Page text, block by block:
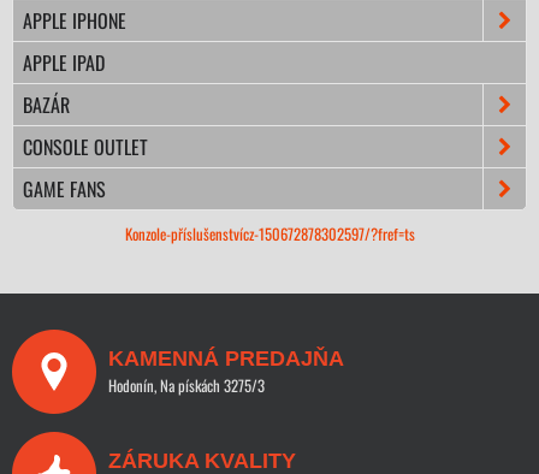
APPLE IPHONE
APPLE IPAD
BAZÁR
CONSOLE OUTLET
GAME FANS
Konzole-příslušenstvícz-150672878302597/?fref=ts
KAMENNÁ PREDAJŇA
Hodonín, Na pískách 3275/3
ZÁRUKA KVALITY